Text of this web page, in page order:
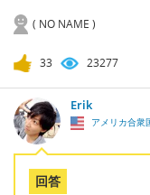
( NO NAME )
33 23277
Erik
アメリカ合衆
回答